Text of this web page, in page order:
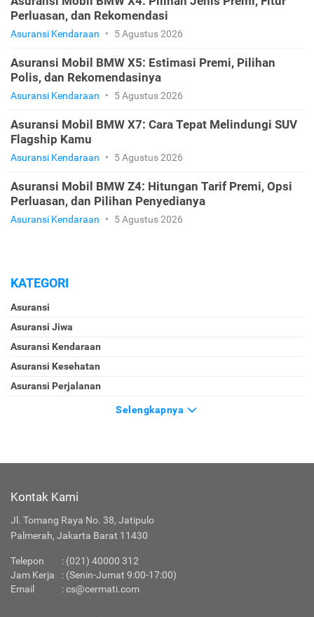
Perluasan, dan Rekomendasi
Asuransi Kendaraan • 5 Agustus 2026
Asuransi Mobil BMW X5: Estimasi Premi, Pilihan
Polis, dan Rekomendasinya
Asuransi Kendaraan • 5 Agustus 2026
Asuransi Mobil BMW X7: Cara Tepat Melindungi SUV
Flagship Kamu
Asuransi Kendaraan • 5 Agustus 2026
Asuransi Mobil BMW Z4: Hitungan Tarif Premi, Opsi
Perluasan, dan Pilihan Penyedianya
Asuransi Kendaraan • 5 Agustus 2026
KATEGORI
Asuransi
Asuransi Jiwa
Asuransi Kendaraan
Asuransi Kesehatan
Asuransi Perjalanan
Selengkapnya
Kontak Kami
Jl. Tomang Raya No. 38, Jatipulo
Palmerah, Jakarta Barat 11430
Telepon : (021) 40000 312
Jam Kerja
: (Senin-Jumat 9:00-17:00)
Email
:cs@cermati.com